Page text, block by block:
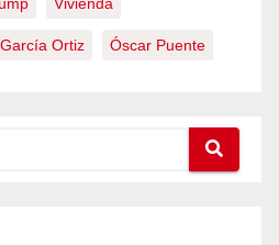
Ortiz Óscar Puente